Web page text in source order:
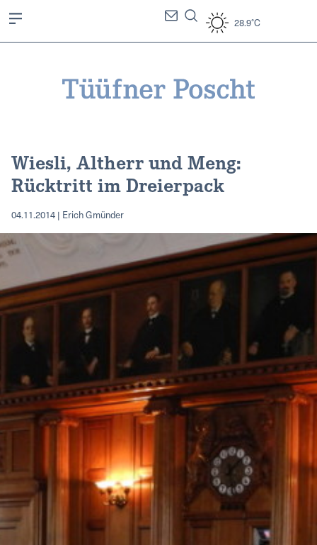
28.9°C
Wiesli, Altherr und Meng:
Rücktritt im Dreierpack
04.11.2014 | Erich Gmünder